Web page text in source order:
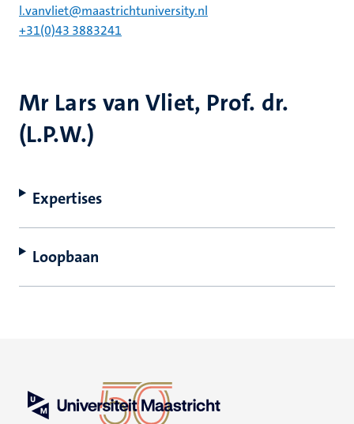
Mr Lars van Vliet, Prof. dr.
(L.P.W.)
Expertises
Loopbaan
l.vanvliet@maastrichtuniversity.nl
+31(0)43 3883241